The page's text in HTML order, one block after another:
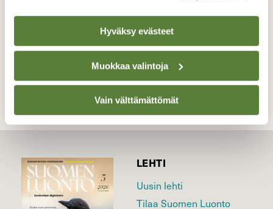
Hyväksy evästeet
Muokkaa valintoja
Vain välttämättömät
TAKAISIN LISTAAN
LEHTI
Uusin lehti
Tilaa Suomen Luonto